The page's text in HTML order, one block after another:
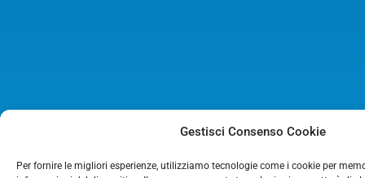
Gestisci Consenso Cookie
Per fornire le migliori esperienze, utilizziamo tecnologie come i cookie per